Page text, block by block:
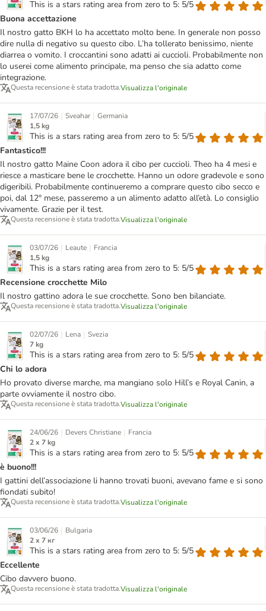
This is a stars rating area from zero to 5: 5/5
Buona accettazione
Il nostro gatto BKH lo ha accettato molto bene. In generale non posso
dire nulla di negativo su questo cibo. L’ha tollerato benissimo, niente
diarrea o vomito. I croccantini sono adatti ai cuccioli. Probabilmente non
lo userei come alimento principale, ma penso che sia adatto come
integrazione.
Questa recensione è stata tradotta.Visualizza l'originale
17/07/26 | Sveahar | Germania
1,5 kg
This is a stars rating area from zero to 5: 5/5
Fantastico!!!
Il nostro gatto Maine Coon adora il cibo per cuccioli. Theo ha 4 mesi e
riesce a masticare bene le crocchette. Hanno un odore gradevole e sono
digeribili. Probabilmente continueremo a comprare questo cibo secco e
poi, dal 12° mese, passeremo a un alimento adatto all’età. Lo consiglio
vivamente. Grazie per il test.
Questa recensione è stata tradotta.Visualizza l'originale
03/07/26 | Leaute | Francia
1,5 kg
This is a stars rating area from zero to 5: 5/5
Recensione crocchette Milo
Il nostro gattino adora le sue crocchette. Sono ben bilanciate.
Questa recensione è stata tradotta.Visualizza l'originale
02/07/26 | Lena | Svezia
7 kg
This is a stars rating area from zero to 5: 5/5
Chi lo adora
Ho provato diverse marche, ma mangiano solo Hill’s e Royal Canin, a
parte ovviamente il nostro cibo.
Questa recensione è stata tradotta.Visualizza l'originale
24/06/26 | Devers Christiane | Francia
2 x 7 kg
This is a stars rating area from zero to 5: 5/5
è buono!!!
I gattini dell’associazione li hanno trovati buoni, avevano fame e si sono
fiondati subito!
Questa recensione è stata tradotta.Visualizza l'originale
03/06/26 | Bulgaria
2 х 7 кг
This is a stars rating area from zero to 5: 5/5
Eccellente
Cibo davvero buono.
Questa recensione è stata tradotta.Visualizza l'originale